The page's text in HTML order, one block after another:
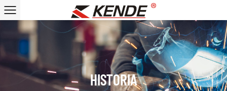
HISTORIA